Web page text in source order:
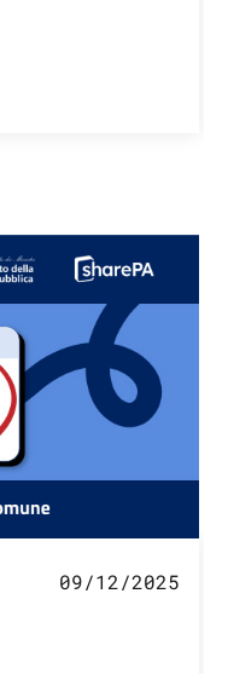
09/12/2025